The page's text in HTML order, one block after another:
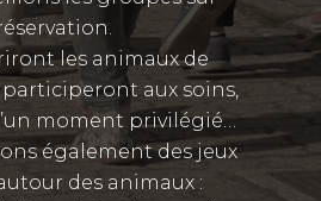
les animaux de
participeront aux soins,
moment privilégié…
également des jeux
des animaux :